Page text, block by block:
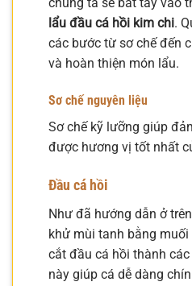
chúng ta sẽ bắt tay vào
lẩu đầu cá hồi kim chi.
các bước từ sơ chế đến
và hoàn thiện món lẩu.
Sơ chế nguyên liệu
Sơ chế kỹ lưỡng giúp
được hương vị tốt nhất
Đầu cá hồi
Như đã hướng dẫn ở
khử mùi tanh bằng
cắt đầu cá hồi thành
này giúp cá dễ dàng